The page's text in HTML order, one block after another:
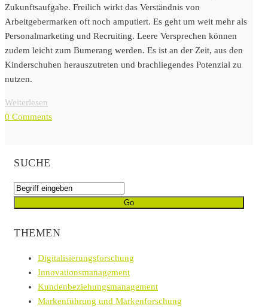
Zukunftsaufgabe. Freilich wirkt das Verständnis von
Arbeitgebermarken oft noch amputiert. Es geht um weit mehr als
Personalmarketing und Recruiting. Leere Versprechen können
zudem leicht zum Bumerang werden. Es ist an der Zeit, aus den
Kinderschuhen herauszutreten und brachliegendes Potenzial zu
nutzen.
Weiterlesen
0 Comments
SUCHE
THEMEN
Digitalisierungsforschung
Innovationsmanagement
Kundenbeziehungsmanagement
Markenführung und Markenforschung